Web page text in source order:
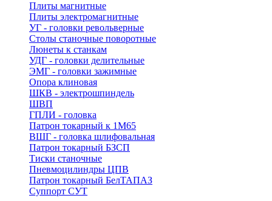
Плиты магнитные
Плиты электромагнитные
УГ - головки револьверные
Столы станочные поворотные
Люнеты к станкам
УДГ - головки делительные
ЭМГ - головки зажимные
Опора клиновая
ШКВ - электрошпиндель
ШВП
ГПЛИ - головка
Патрон токарный к 1М65
ВШГ - головка шлифовальная
Патрон токарный БЗСП
Тиски станочные
Пневмоцилиндры ЦПВ
Патрон токарный БелТАПАЗ
Суппорт СУТ